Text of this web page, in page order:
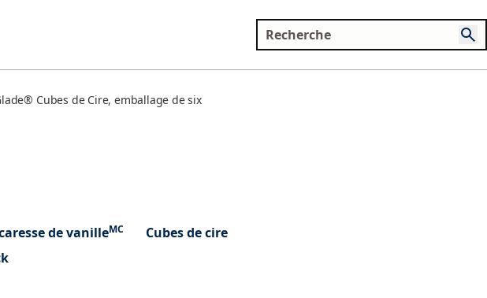
Cubes de Cire, emballage de six
de vanilleMC
Cubes de cire